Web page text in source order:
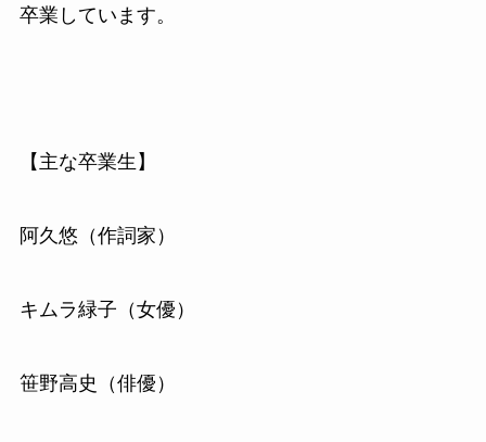
卒業しています。
【主な卒業生】
阿久悠（作詞家）
キムラ緑子（女優）
笹野高史（俳優）